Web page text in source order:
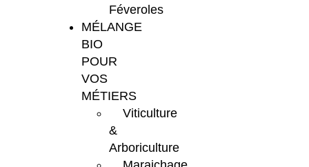
Féveroles
MÉLANGE
BIO
POUR
VOS
MÉTIERS
Viticulture
&
Arboriculture